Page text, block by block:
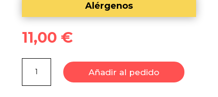
Alérgenos
11,00 €
SIN
GLUTEN
Añadir al pedido